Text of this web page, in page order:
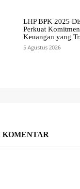
LHP BPK 2025
Perkuat
Keuangan yang
5 Agustus 2026